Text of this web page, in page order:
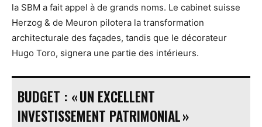
la SBM a fait appel à de grands noms. Le cabinet suisse
Herzog & de Meuron pilotera la transformation
architecturale des façades, tandis que le décorateur
Hugo Toro, signera une partie des intérieurs.
BUDGET : « UN EXCELLENT
INVESTISSEMENT PATRIMONIAL »